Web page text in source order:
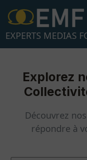
contenu
EXPERTS MEDIAS
Explorez
Découvrez
répondre à